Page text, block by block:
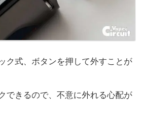
ク式、ボタンを押して外すことが
できるので、不意に外れる心配が